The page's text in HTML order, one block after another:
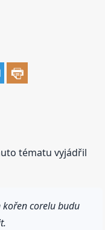
tématu vyjádřil
kořen corelu budu